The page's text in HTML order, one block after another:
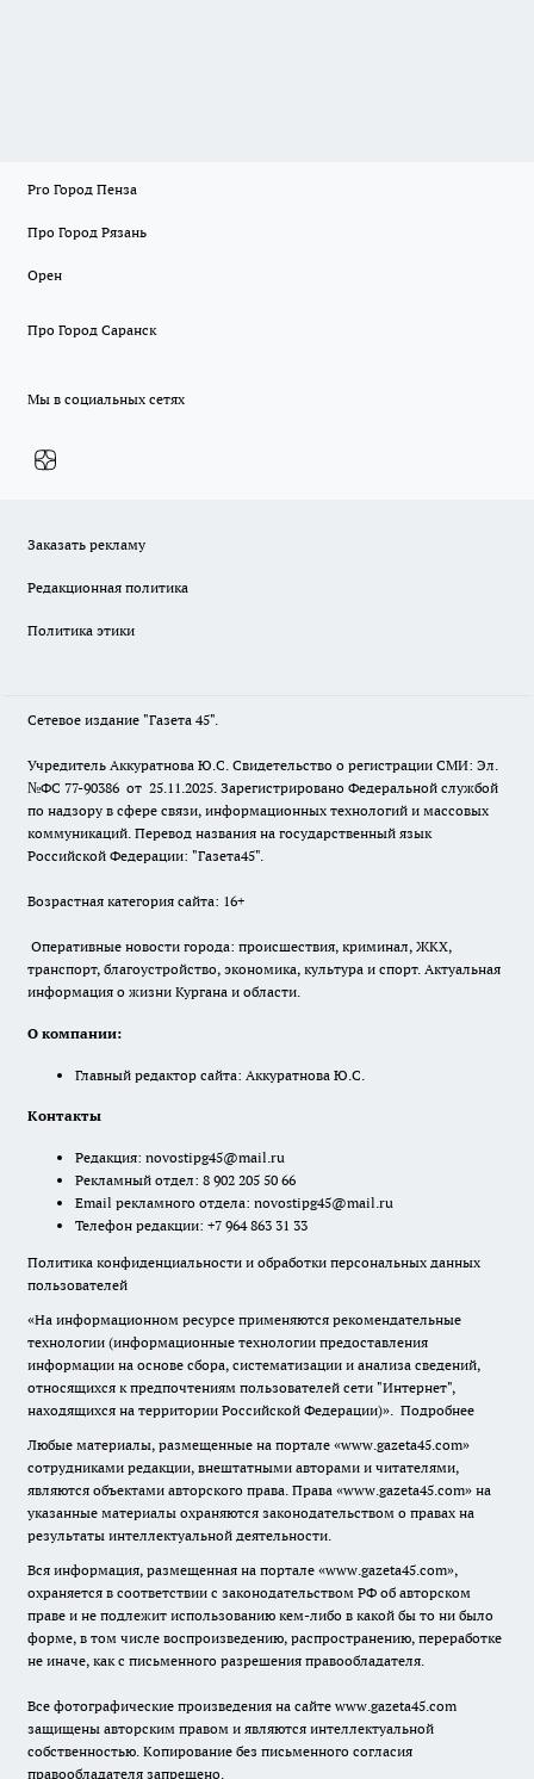
Pro Город Пенза
Про Город Рязань
Орен
Про Город Саранск
Мы в социальных сетях
Заказать рекламу
Редакционная политика
Политика этики
Сетевое издание "Газета 45".
Учредитель Аккуратнова Ю.С. Свидетельство о регистрации СМИ: Эл.
№ФС 77-90386 от 25.11.2025. Зарегистрировано Федеральной службой
по надзору в сфере связи, информационных технологий и массовых
коммуникаций. Перевод названия на государственный язык
Российской Федерации: "Газета45".
Возрастная категория сайта: 16+
Оперативные новости города: происшествия, криминал, ЖКХ,
транспорт, благоустройство, экономика, культура и спорт. Актуальная
информация о жизни Кургана и области.
О компании:
Главный редактор сайта: Аккуратнова Ю.С.
Контакты
Редакция: novostipg45@mail.ru
Рекламный отдел: 8 902 205 50 66
Email рекламного отдела: novostipg45@mail.ru
Телефон редакции: +7 964 863 31 33
Политика конфиденциальности и обработки персональных данных
пользователей
«На информационном ресурсе применяются рекомендательные
технологии (информационные технологии предоставления
информации на основе сбора, систематизации и анализа сведений,
относящихся к предпочтениям пользователей сети "Интернет",
находящихся на территории Российской Федерации)». Подробнее
Любые материалы, размещенные на портале «www.gazeta45.com»
сотрудниками редакции, внештатными авторами и читателями,
являются объектами авторского права. Права «www.gazeta45.com» на
указанные материалы охраняются законодательством о правах на
результаты интеллектуальной деятельности.
Вся информация, размещенная на портале «www.gazeta45.com»,
охраняется в соответствии с законодательством РФ об авторском
праве и не подлежит использованию кем-либо в какой бы то ни было
форме, в том числе воспроизведению, распространению, переработке
не иначе, как с письменного разрешения правообладателя.
Все фотографические произведения на сайте www.gazeta45.com
защищены авторским правом и являются интеллектуальной
собственностью. Копирование без письменного согласия
правообладателя запрещено.